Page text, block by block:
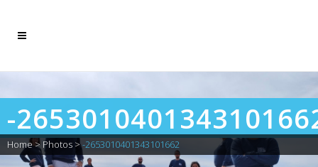
-
Home> Photos >-2653010401343101662